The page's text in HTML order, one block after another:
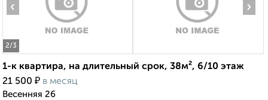
2/3
‹ ›
1-к квартира, на длительный срок, 38м², 6/10 этаж
21 500 ₽ в месяц
Весенняя 26